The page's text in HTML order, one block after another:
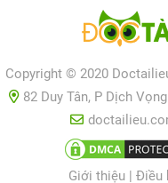
Copyright © 2020
82 Duy Tân, P Dịch
Giới thiệu | Điều